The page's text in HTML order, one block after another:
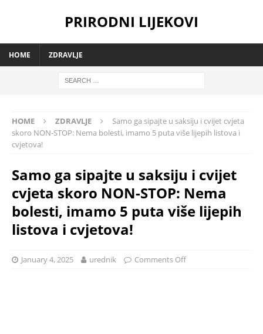
PRIRODNI LIJEKOVI
HOME ZDRAVLJE
HOME ZDRAVLJE
Samo ga sipajte u saksiju i cvijet cvjeta
skoro NON-STOP: Nema bolesti, imamo 5 puta više lijepih listova i
cvjetova!
Samo ga sipajte u saksiju i cvijet
cvjeta skoro NON-STOP: Nema
bolesti, imamo 5 puta više lijepih
listova i cvjetova!
January 4, 2025 urednik Comments Off